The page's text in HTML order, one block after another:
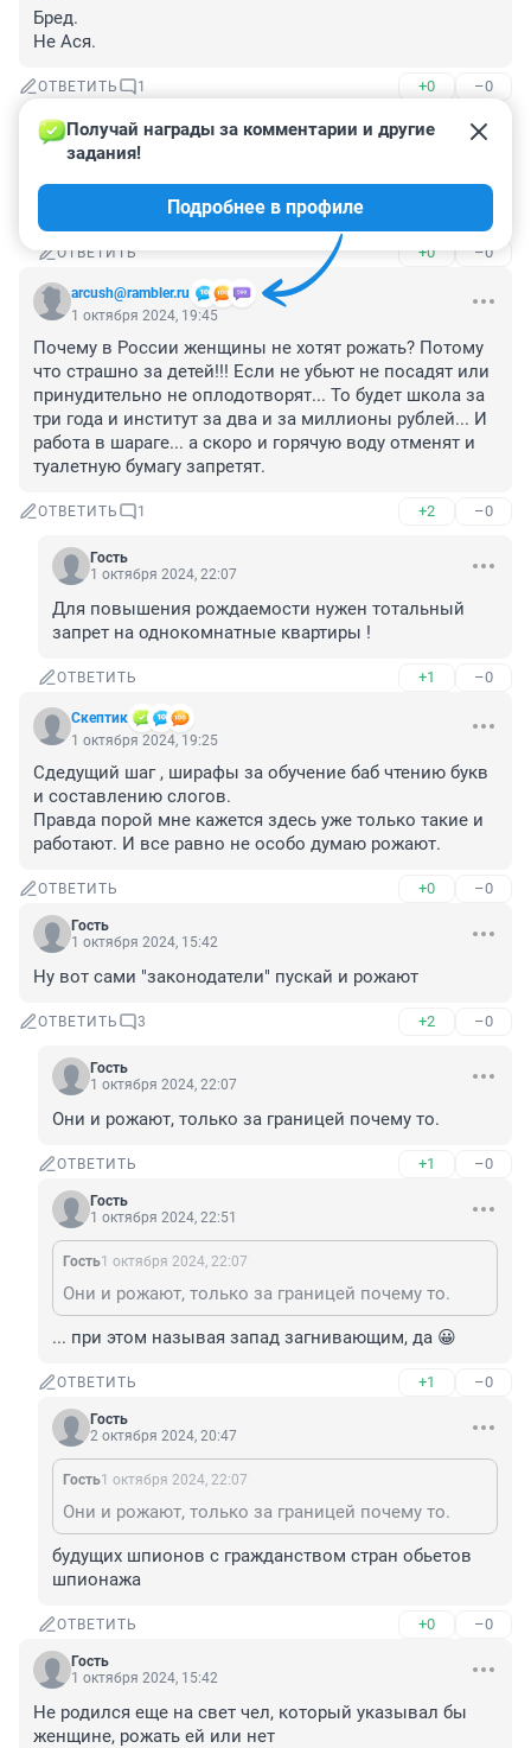
Бред.
Не Ася.
ОТВЕТИТЬ 1 +0 –0
Гость
1 октября 2024, 20:17
Конечно, фейк.
Перелогинивайся.
ОТВЕТИТЬ +0 –0
arcush@rambler.ru
Получай награды за комментарии и другие
задания!
Подробнее в профиле
1 октября 2024, 19:45
Почему в России женщины не хотят рожать? Потому
что страшно за детей!!! Если не убьют не посадят или
принудительно не оплодотворят... То будет школа за
три года и институт за два и за миллионы рублей... И
работа в шараге... а скоро и горячую воду отменят и
туалетную бумагу запретят.
ОТВЕТИТЬ 1 +2 –0
Гость
1 октября 2024, 22:07
Для повышения рождаемости нужен тотальный
запрет на однокомнатные квартиры !
ОТВЕТИТЬ +1 –0
Скептик
1 октября 2024, 19:25
Сдедущий шаг , ширафы за обучение баб чтению букв
и составлению слогов.
Правда порой мне кажется здесь уже только такие и
работают. И все равно не особо думаю рожают.
ОТВЕТИТЬ +0 –0
Гость
1 октября 2024, 15:42
Ну вот сами "законодатели" пускай и рожают
ОТВЕТИТЬ 3 +2 –0
Гость
1 октября 2024, 22:07
Они и рожают, только за границей почему то.
ОТВЕТИТЬ +1 –0
Гость
1 октября 2024, 22:51
Гость1 октября 2024, 22:07
Они и рожают, только за границей почему то.
... при этом называя запад загнивающим, да 😀
ОТВЕТИТЬ +1 –0
Гость
2 октября 2024, 20:47
Гость1 октября 2024, 22:07
Они и рожают, только за границей почему то.
будущих шпионов с гражданством стран обьетов
шпионажа
ОТВЕТИТЬ +0 –0
Гость
1 октября 2024, 15:42
Не родился еще на свет чел, который указывал бы
женщине, рожать ей или нет